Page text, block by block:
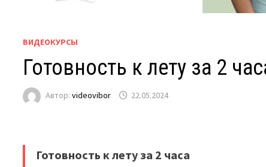
ВИДЕОКУРСЫ
Готовность к лету за 2
Автор:videovibor 22.05.2024
Готовность к лету за 2 часа